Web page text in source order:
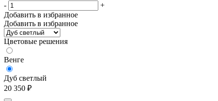
-
+
Добавить в избранное
Добавить в избранное
Цветовые решения
Венге
Дуб светлый
20 350 ₽